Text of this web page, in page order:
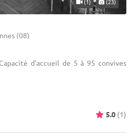
(08)
d'accueil de 5 à 95 convives
5.0 (1)